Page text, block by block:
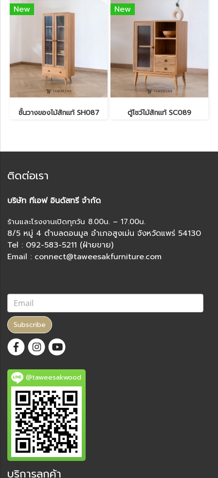
New
ชั้นวางของไม้สักแท้ SH087
New
ตู้โชว์ไม้สักแท้ SC089
ติดต่อเรา
บริษัท ทีเอฟ อินดัสทรี จำกัด
ร้านและโรงงานเปิดทุกวัน 8.00น. – 17.00น.
8/5 หมู่ 4 ตำบลดอนมูล อำเภอสูงเม่น จังหวัดแพร่ 54130
Tel : 092-583-5211 (ฝ่ายขาย)
Email : connect@taweesakfurniture.com
Subscribe
@taweesakwood
บริการลูกค้า